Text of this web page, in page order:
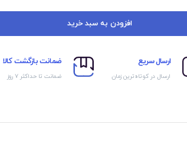
افزودن به سبد خرید
ارسال سریع
ارسال در کوتاه‌ترین زمان
ضمانت بازگشت کالا
ضمانت تا حداکثر ۷ روز